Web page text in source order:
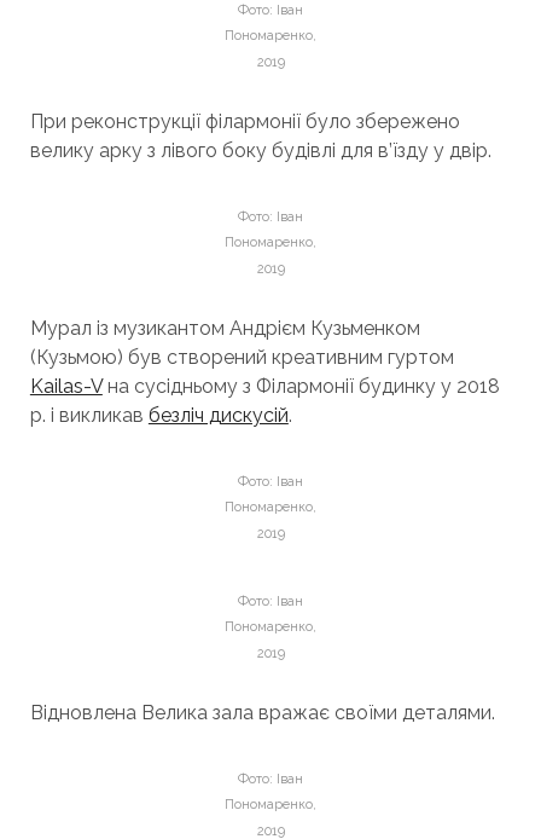
Фото: Іван
Пономаренко,
2019
При реконструкції філармонії було збережено
велику арку з лівого боку будівлі для в’їзду у двір.
Фото: Іван
Пономаренко,
2019
Мурал із музикантом Андрієм Кузьменком
(Кузьмою) був створений креативним гуртом
Kailas-Vна сусідньому з Філармонії будинку у 2018
р. і викликав безліч дискусій.
Фото: Іван
Пономаренко,
2019
Фото: Іван
Пономаренко,
2019
Відновлена Велика зала вражає своїми деталями.
Фото: Іван
Пономаренко,
2019